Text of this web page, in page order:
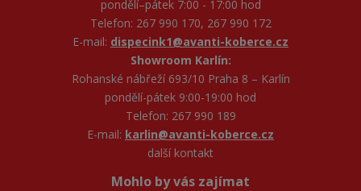
pondělí–pátek 7:00 - 17:00 hod
Telefon: 267 990 170, 267 990 172
E-mail: dispecink1@avanti-koberce.cz
Showroom Karlín:
Rohanské nábřeží 693/10 Praha 8 – Karlín
pondělí-pátek 9:00-19:00 hod
Telefon: 267 990 189
E-mail: karlin@avanti-koberce.cz
další kontakt
Mohlo by vás zajímat